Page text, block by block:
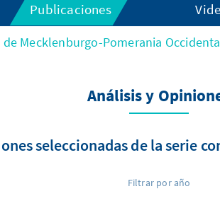
Publicaciones
Mecklenburgo-Pomerania
Análisis y
seleccionadas de la serie
Filtrar por año